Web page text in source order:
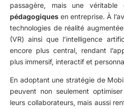
passagère, mais une véritable
pédagogiques en entreprise. À
technologies de réalité
(VR) ainsi que l’intelligence
encore plus central, rendant
plus immersif, interactif et
En adoptant une stratégie de
peuvent non seulement
leurs collaborateurs, mais aussi